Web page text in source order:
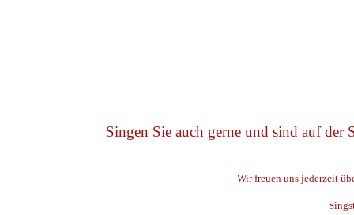
Singen Sie auch gerne und sind auf der
Wir freuen uns jederzeit